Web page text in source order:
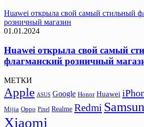
Huawei открыла свой самый стильный
розничный магазин
01.01.2024
Huawei открыла свой самый
флагманский розничный
МЕТКИ
Apple ASUS Google Honor Huawei
Mijia Oppo Pixel Realme Redmi
Xiaomi